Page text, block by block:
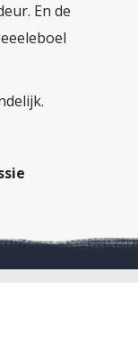
En de